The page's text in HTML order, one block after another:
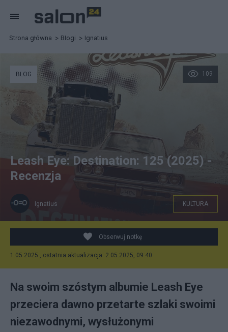
Strona główna Blogi Ignatius
109
BLOG
Leash Eye: Destination: 125 (2025) -
Recenzja
Ignatius KULTURA
Obserwuj notkę
1.05.2025 , ostatnia aktualizacja: 2.05.2025, 09:40
Na swoim szóstym albumie Leash Eye
przeciera dawno przetarte szlaki swoimi
niezawodnymi, wysłużonymi